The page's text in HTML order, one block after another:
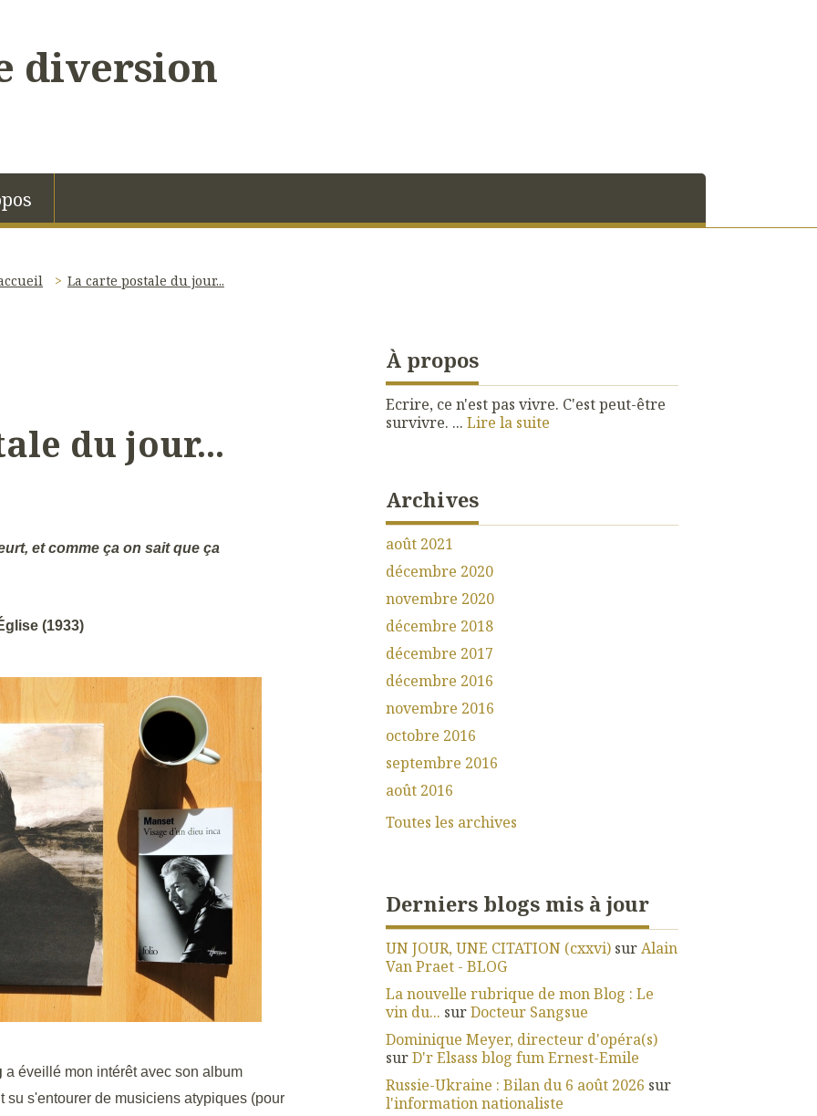
diversion
La carte postale du jour...
du jour...
et comme ça on sait que ça
(1933)
a éveillé mon intérêt avec son album
su s'entourer de musiciens atypiques (pour
À propos
Ecrire, ce n'est pas vivre. C'est peut-être
survivre. ... Lire la suite
Archives
août 2021
décembre 2020
novembre 2020
décembre 2018
décembre 2017
décembre 2016
novembre 2016
octobre 2016
septembre 2016
août 2016
Toutes les archives
Derniers blogs mis à jour
UN JOUR, UNE CITATION (cxxvi)surAlain
Van Praet - BLOG
La nouvelle rubrique de mon Blog : Le
vin du... surDocteur Sangsue
Dominique Meyer, directeur d'opéra(s)
surD'r Elsass blog fum Ernest-Emile
Russie-Ukraine : Bilan du 6 août 2026 sur
l'information nationaliste